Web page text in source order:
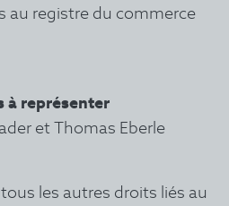
au registre du commerce
à représenter
et Thomas Eberle
les autres droits liés au